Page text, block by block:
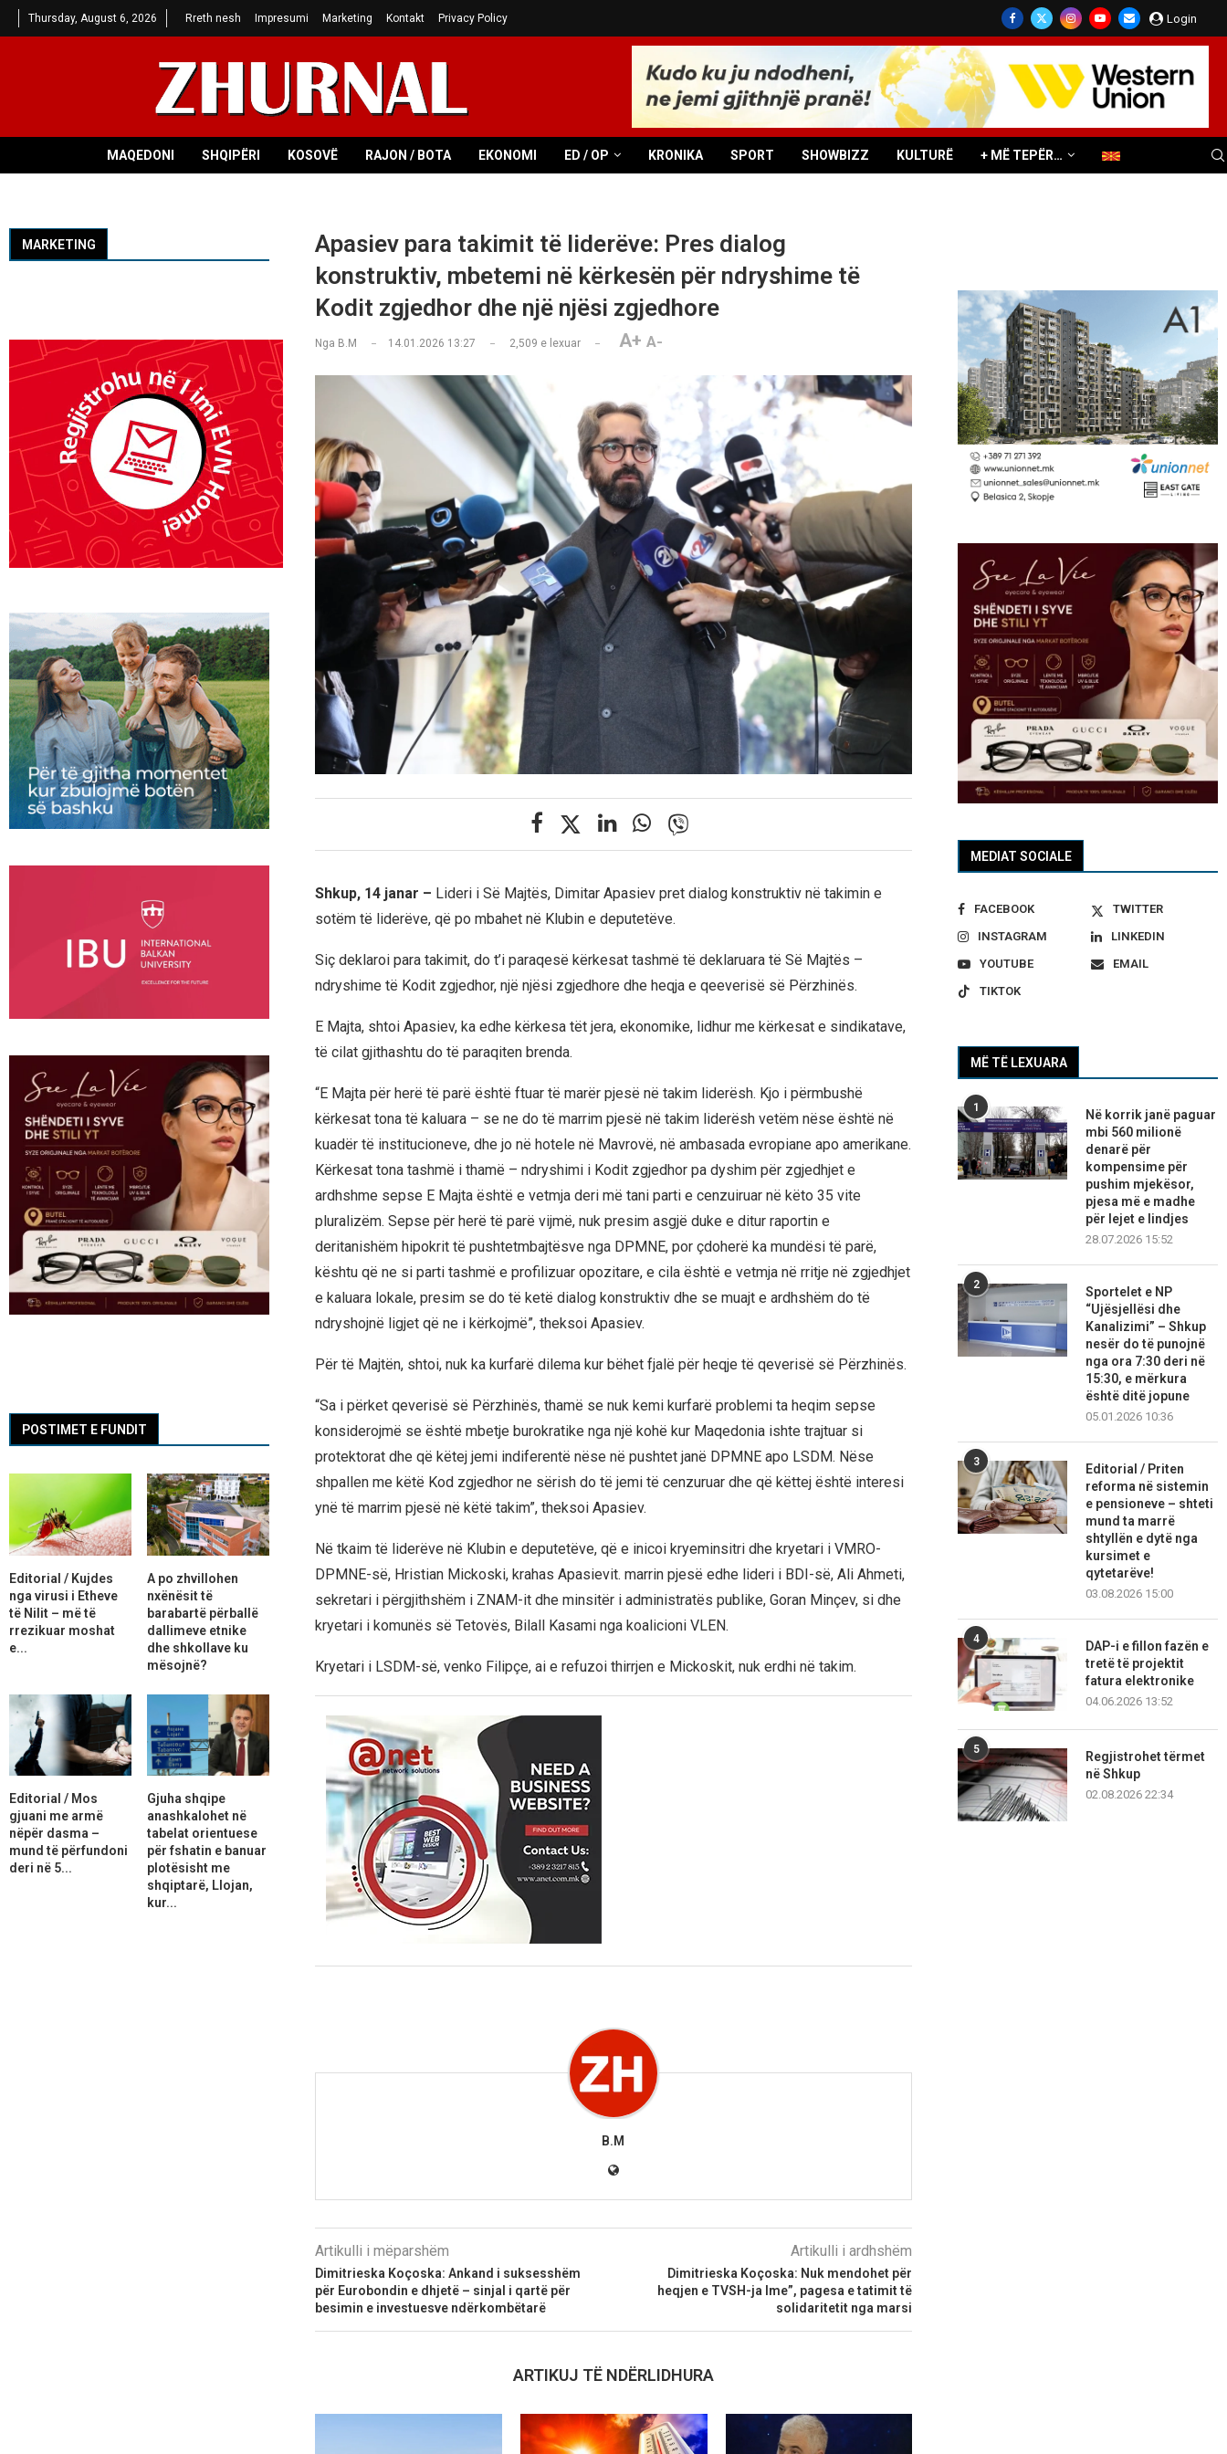
Thursday, August 6, 2026 Rreth nesh Impresumi Marketing Kontakt Privacy Policy Login
MAQEDONI SHQIPËRI KOSOVË RAJON / BOTA EKONOMI ED / OP KRONIKA SPORT SHOWBIZZ KULTURË + MË TEPËR…
Apasiev para takimit të liderëve: Pres dialog
konstruktiv, mbetemi në kërkesën për ndryshime të
Kodit zgjedhor dhe një njësi zgjedhore
Nga B.M 14.01.2026 13:27 2,509 e lexuar A+ A-
Shkup, 14 janar – Lideri i Së Majtës, Dimitar Apasiev pret dialog konstruktiv në takimin e
sotëm të liderëve, që po mbahet në Klubin e deputetëve.
Siç deklaroi para takimit, do t’i paraqesë kërkesat tashmë të deklaruara të Së Majtës –
ndryshime të Kodit zgjedhor, një njësi zgjedhore dhe heqja e qeeverisë së Përzhinës.
E Majta, shtoi Apasiev, ka edhe kërkesa tët jera, ekonomike, lidhur me kërkesat e sindikatave,
të cilat gjithashtu do të paraqiten brenda.
“E Majta për herë të parë është ftuar të marër pjesë në takim liderësh. Kjo i përmbushë
kërkesat tona të kaluara – se ne do të marrim pjesë në takim liderësh vetëm nëse është në
kuadër të institucioneve, dhe jo në hotele në Mavrovë, në ambasada evropiane apo amerikane.
Kërkesat tona tashmë i thamë – ndryshimi i Kodit zgjedhor pa dyshim për zgjedhjet e
ardhshme sepse E Majta është e vetmja deri më tani parti e cenzuiruar në këto 35 vite
pluralizëm. Sepse për herë të parë vijmë, nuk presim asgjë duke e ditur raportin e
deritanishëm hipokrit të pushtetmbajtësve nga DPMNE, por çdoherë ka mundësi të parë,
kështu që ne si parti tashmë e profilizuar opozitare, e cila është e vetmja në rritje në zgjedhjet
e kaluara lokale, presim se do të ketë dialog konstruktiv dhe se muajt e ardhshëm do të
ndryshojnë ligjet që ne i kërkojmë”, theksoi Apasiev.
Për të Majtën, shtoi, nuk ka kurfarë dilema kur bëhet fjalë për heqje të qeverisë së Përzhinës.
“Sa i përket qeverisë së Përzhinës, thamë se nuk kemi kurfarë problemi ta heqim sepse
konsiderojmë se është mbetje burokratike nga një kohë kur Maqedonia ishte trajtuar si
protektorat dhe që këtej jemi indiferentë nëse në pushtet janë DPMNE apo LSDM. Nëse
shpallen me këtë Kod zgjedhor ne sërish do të jemi të cenzuruar dhe që këttej është interesi
ynë të marrim pjesë në këtë takim”, theksoi Apasiev.
Në tkaim të liderëve në Klubin e deputetëve, që e inicoi kryeminsitri dhe kryetari i VMRO-
DPMNE-së, Hristian Mickoski, krahas Apasievit. marrin pjesë edhe lideri i BDI-së, Ali Ahmeti,
sekretari i përgjithshëm i ZNAM-it dhe minsitër i administratës publike, Goran Minçev, si dhe
kryetari i komunës së Tetovës, Bilall Kasami nga koalicioni VLEN.
Kryetari i LSDM-së, venko Filipçe, ai e refuzoi thirrjen e Mickoskit, nuk erdhi në takim.
B.M
Artikulli i mëparshëm
Dimitrieska Koçoska: Ankand i suksesshëm
për Eurobondin e dhjetë – sinjal i qartë për
besimin e investuesve ndërkombëtarë
Artikulli i ardhshëm
Dimitrieska Koçoska: Nuk mendohet për
heqjen e TVSH-ja Ime”, pagesa e tatimit të
solidaritetit nga marsi
ARTIKUJ TË NDËRLIDHURA
MEDIAT SOCIALE
FACEBOOK
TWITTER
INSTAGRAM
LINKEDIN
YOUTUBE
EMAIL
TIKTOK
MË TË LEXUARA
1
Në korrik janë paguar
mbi 560 milionë
denarë për
kompensime për
pushim mjekësor,
pjesa më e madhe
për lejet e lindjes
28.07.2026 15:52
2
Sportelet e NP
“Ujësjellësi dhe
Kanalizimi” – Shkup
nesër do të punojnë
nga ora 7:30 deri në
15:30, e mërkura
është ditë jopune
05.01.2026 10:36
3
Editorial / Priten
reforma në sistemin
e pensioneve – shteti
mund ta marrë
shtyllën e dytë nga
kursimet e
qytetarëve!
03.08.2026 15:00
4
DAP-i e fillon fazën e
tretë të projektit
fatura elektronike
04.06.2026 13:52
5
Regjistrohet tërmet
në Shkup
02.08.2026 22:34
MARKETING
POSTIMET E FUNDIT
Editorial / Kujdes
nga virusi i Etheve
të Nilit – më të
rrezikuar moshat
e...
A po zhvillohen
nxënësit të
barabartë përballë
dallimeve etnike
dhe shkollave ku
mësojnë?
Editorial / Mos
gjuani me armë
nëpër dasma –
mund të përfundoni
deri në 5...
Gjuha shqipe
anashkalohet në
tabelat orientuese
për fshatin e banuar
plotësisht me
shqiptarë, Llojan,
kur...